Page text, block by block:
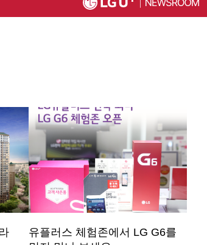
유플러스 체험존에서 LG G6를